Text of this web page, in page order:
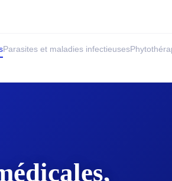
Parasites et maladies infectieuses